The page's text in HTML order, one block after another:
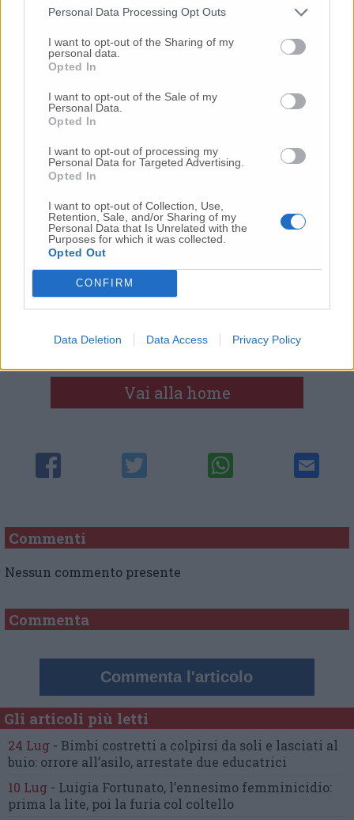
Personal Data Processing Opt Outs
I want to opt-out of the Sharing of my
personal data.
Opted In
I want to opt-out of the Sale of my
Personal Data.
Opted In
I want to opt-out of processing my
Personal Data for Targeted Advertising.
Opted In
I want to opt-out of Collection, Use,
Retention, Sale, and/or Sharing of my
Personal Data that Is Unrelated with the
Purposes for which it was collected.
Opted Out
CONFIRM
Data Deletion Data Access Privacy Policy
Vai alla home
Commenti
Nessun commento presente
Commenta
Commenta l'articolo
Gli articoli più letti
24 Lug - Bimbi costretti a colpirsi da soli e lasciati al
buio: orrore all’asilo, arrestate due educatrici
10 Lug - Luigia Fortunato, l’ennesimo femminicidio:
prima la lite, poi la furia col coltello